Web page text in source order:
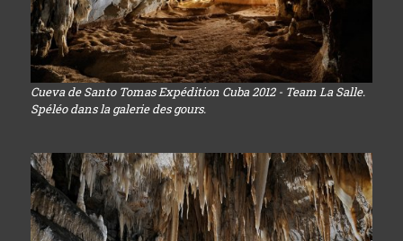
Cueva de Santo Tomas Expédition Cuba 2012 - Team La Salle.
Spéléo dans la galerie des gours.